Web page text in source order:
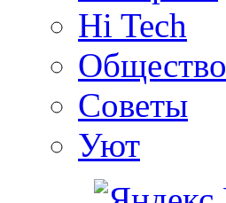
Hi Tech
Общество
Советы
Уют